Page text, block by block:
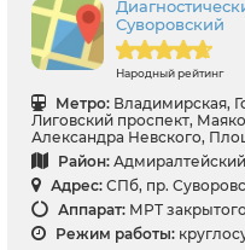
Суворовский
Народный рейтинг
Метро: Владимирская,
Лиговский проспект,
Александра Невского,
Район:
Адрес: СПб, пр.
Аппарат: МРТ закрытого
Режим работы: